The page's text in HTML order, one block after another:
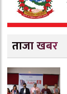
ताजा खबर